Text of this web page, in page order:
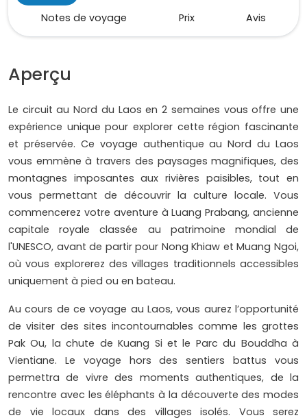
Notes de voyage
Prix Avis
Aperçu
Le circuit au Nord du Laos en 2 semaines vous offre une
expérience unique pour explorer cette région fascinante
et préservée. Ce voyage authentique au Nord du Laos
vous emmène à travers des paysages magnifiques, des
montagnes imposantes aux rivières paisibles, tout en
vous permettant de découvrir la culture locale. Vous
commencerez votre aventure à Luang Prabang, ancienne
capitale royale classée au patrimoine mondial de
l'UNESCO, avant de partir pour Nong Khiaw et Muang Ngoi,
où vous explorerez des villages traditionnels accessibles
uniquement à pied ou en bateau.
Au cours de ce voyage au Laos, vous aurez l’opportunité
de visiter des sites incontournables comme les grottes
Pak Ou, la chute de Kuang Si et le Parc du Bouddha à
Vientiane. Le voyage hors des sentiers battus vous
permettra de vivre des moments authentiques, de la
rencontre avec les éléphants à la découverte des modes
de vie locaux dans des villages isolés. Vous serez